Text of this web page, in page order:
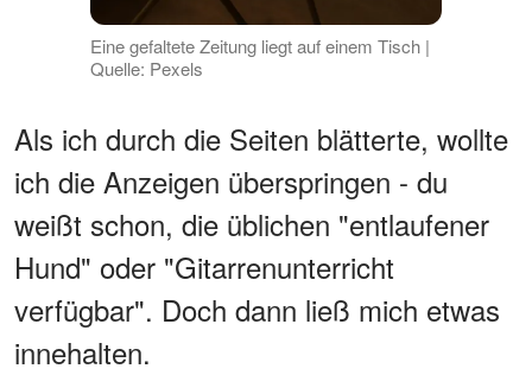
Eine gefaltete Zeitung liegt auf einem Tisch |
Quelle: Pexels
Als ich durch die Seiten blätterte, wollte
ich die Anzeigen überspringen - du
weißt schon, die üblichen "entlaufener
Hund" oder "Gitarrenunterricht
verfügbar". Doch dann ließ mich etwas
innehalten.